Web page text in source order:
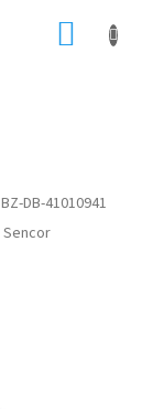
BZ-DB-41010941
Sencor